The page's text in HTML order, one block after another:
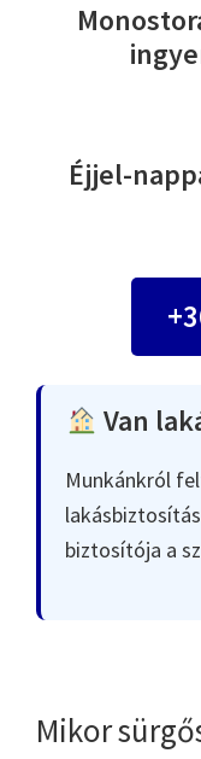
Éjjel-
Van
Munkánkról
biztosítója a
Mikor